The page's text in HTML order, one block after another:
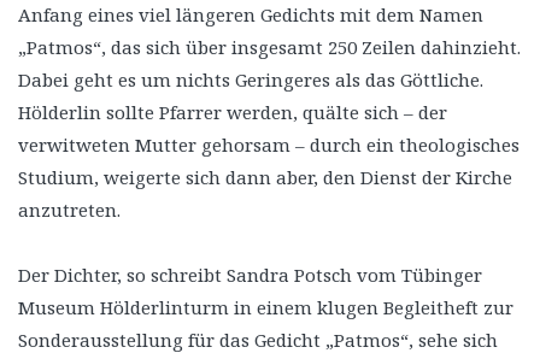
Anfang eines viel längeren Gedichts mit dem Namen
„Patmos“, das sich über insgesamt 250 Zeilen dahinzieht.
Dabei geht es um nichts Geringeres als das Göttliche.
Hölderlin sollte Pfarrer werden, quälte sich – der
verwitweten Mutter gehorsam – durch ein theologisches
Studium, weigerte sich dann aber, den Dienst der Kirche
anzutreten.
Der Dichter, so schreibt Sandra Potsch vom Tübinger
Museum Hölderlinturm in einem klugen Begleitheft zur
Sonderausstellung für das Gedicht „Patmos“, sehe sich